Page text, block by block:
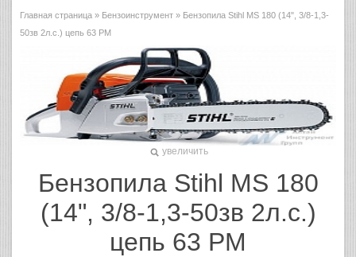
Главная страница » Бензоинструмент » Бензопила Stihl MS 180 (14", 3/8-1,3-
50зв 2л.с.) цепь 63 PM
увеличить
Бензопила Stihl MS 180
(14", 3/8-1,3-50зв 2л.с.)
цепь 63 PM